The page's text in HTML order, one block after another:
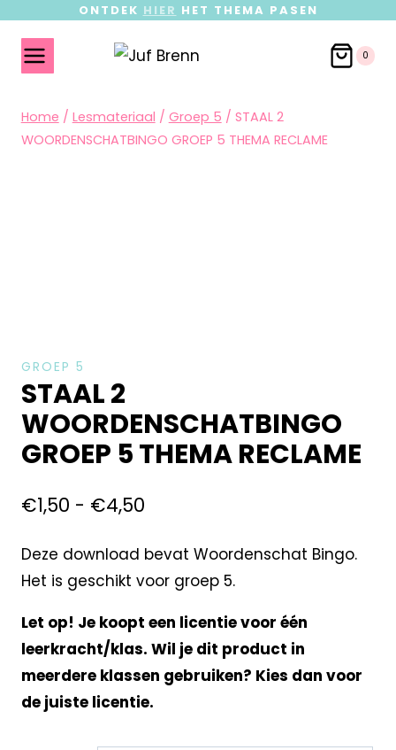
ONTDEK HIER HET THEMA PASEN
0
Home / Lesmateriaal / Groep 5 / STAAL 2
WOORDENSCHATBINGO GROEP 5 THEMA RECLAME
GROEP 5
STAAL 2
WOORDENSCHATBINGO
GROEP 5 THEMA RECLAME
€1,50 - €4,50
Deze download bevat Woordenschat Bingo.
Het is geschikt voor groep 5.
Let op! Je koopt een licentie voor één
leerkracht/klas. Wil je dit product in
meerdere klassen gebruiken? Kies dan voor
de juiste licentie.